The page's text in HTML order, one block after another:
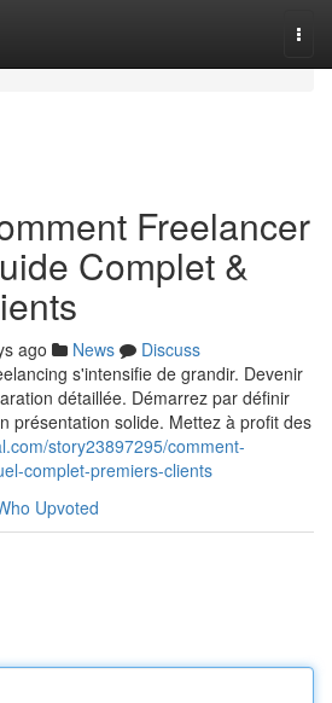
Freelancer
Complet &
ago News
Discuss
s'intensifie de grandir. Devenir
détaillée. Démarrez par définir
présentation solide. Mettez à profit des
story23897295/comment-
complet-premiers-clients
Upvoted